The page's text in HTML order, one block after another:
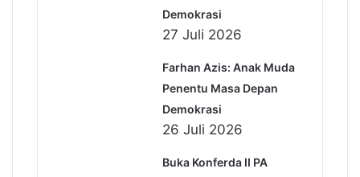
Demokrasi
27 Juli 2026
Farhan Azis: Anak Muda
Penentu Masa Depan
Demokrasi
26 Juli 2026
Buka Konferda II PA